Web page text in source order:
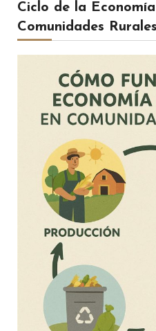
Ciclo de la
Comunidades Rurales